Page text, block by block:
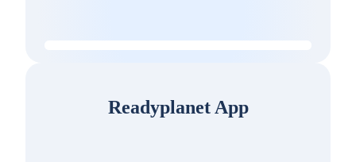
Readyplanet App